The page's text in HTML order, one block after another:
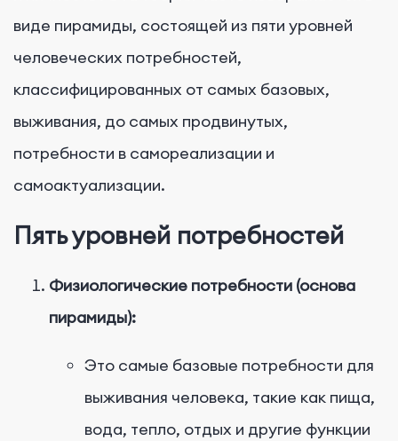
виде пирамиды, состоящей из пяти уровней
человеческих потребностей,
классифицированных от самых базовых,
выживания, до самых продвинутых,
потребности в самореализации и
самоактуализации.
Пять уровней потребностей
Физиологические потребности (основа
пирамиды):
Это самые базовые потребности для
выживания человека, такие как пища,
вода, тепло, отдых и другие функции